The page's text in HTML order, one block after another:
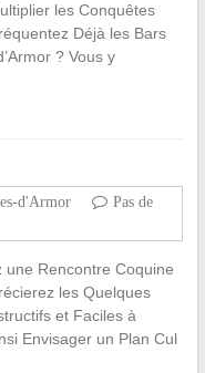
les Conquêtes
Déjà les Bars
? Vous y
d'Armor
Pas de
une Rencontre Coquine
les Quelques
et Faciles à
Envisager un Plan Cul